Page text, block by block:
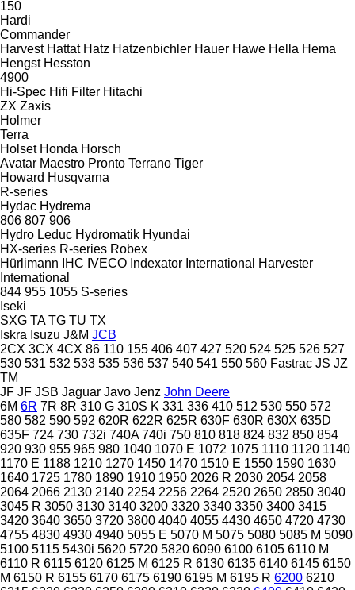
150
Hardi
Commander
Harvest Hattat Hatz Hatzenbichler Hauer Hawe Hella Hema
Hengst Hesston
4900
Hi-Spec Hifi Filter Hitachi
ZX Zaxis
Holmer
Terra
Holset Honda Horsch
Avatar Maestro Pronto Terrano Tiger
Howard Husqvarna
R-series
Hydac Hydrema
806 807 906
Hydro Leduc Hydromatik Hyundai
HX-series R-series Robex
Hürlimann
IHC IVECO Indexator International Harvester
International
844 955 1055 S-series
Iseki
SXG TA TG TU TX
Iskra Isuzu J&M JCB
2CX 3CX 4CX 86 110 155 406 407 427 520 524 525 526 527
530 531 532 533 535 536 537 540 541 550 560 Fastrac JS JZ
TM
JF JF JSB Jaguar Javo Jenz John Deere
6M 6R 7R 8R 310 G 310S K 331 336 410 512 530 550 572
580 582 590 592 620R 622R 625R 630F 630R 630X 635D
635F 724 730 732i 740A 740i 750 810 818 824 832 850 854
920 930 955 965 980 1040 1070 E 1072 1075 1110 1120 1140
1170 E 1188 1210 1270 1450 1470 1510 E 1550 1590 1630
1640 1725 1780 1890 1910 1950 2026 R 2030 2054 2058
2064 2066 2130 2140 2254 2256 2264 2520 2650 2850 3040
3045 R 3050 3130 3140 3200 3320 3340 3350 3400 3415
3420 3640 3650 3720 3800 4040 4055 4430 4650 4720 4730
4755 4830 4930 4940 5055 E 5070 M 5075 5080 5085 M 5090
5100 5115 5430i 5620 5720 5820 6090 6100 6105 6110 M
6110 R 6115 6120 6125 M 6125 R 6130 6135 6140 6145 6150
M 6150 R 6155 6170 6175 6190 6195 M 6195 R 6200 6210